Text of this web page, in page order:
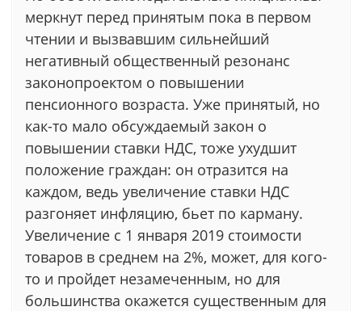
меркнут перед принятым пока в первом
чтении и вызвавшим сильнейший
негативный общественный резонанс
законопроектом о повышении
пенсионного возраста. Уже принятый, но
как-то мало обсуждаемый закон о
повышении ставки НДС, тоже ухудшит
положение граждан: он отразится на
каждом, ведь увеличение ставки НДС
разгоняет инфляцию, бьет по карману.
Увеличение с 1 января 2019 стоимости
товаров в среднем на 2%, может, для кого-
то и пройдет незамеченным, но для
большинства окажется существенным для